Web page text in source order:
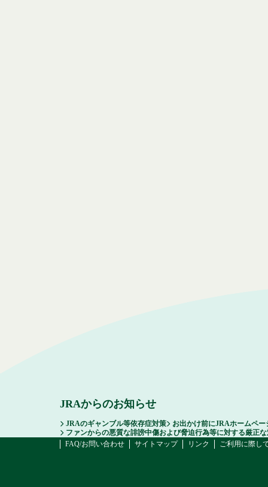
JRAからのお知らせ
JRAのギャンブル等依存症対策
お出かけ前にJRAホームペー
ファンからの悪質な誹謗中傷および脅迫行為等に対する厳正
FAQ/お問い合わせ
サイトマップ リンク ご利用に際し